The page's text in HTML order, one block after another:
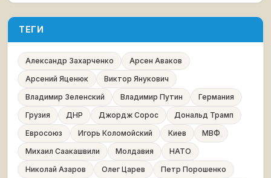
ТЕГИ
Александр Захарченко
Арсен Аваков
Арсений Яценюк
Виктор Янукович
Владимир Зеленский
Владимир Путин
Германия
Грузия
ДНР Джордж Сорос
Дональд Трамп
Евросоюз
Игорь Коломойский Киев
МВФ
Михаил Саакашвили
Молдавия
НАТО
Николай Азаров
Олег Царев
Петр Порошенко